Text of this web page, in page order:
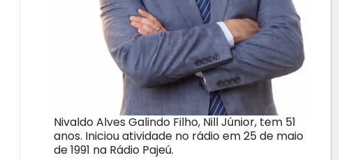
Nivaldo Alves Galindo Filho, Nill Júnior, tem 51
anos. Iniciou atividade no rádio em 25 de maio
de 1991 na Rádio Pajeú.